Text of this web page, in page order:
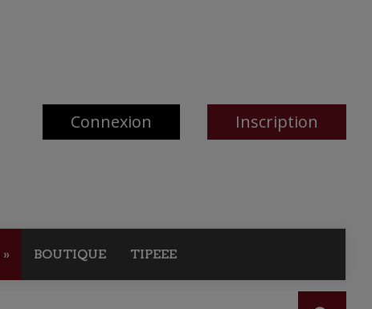
Connexion Inscription
» BOUTIQUE TIPEEE